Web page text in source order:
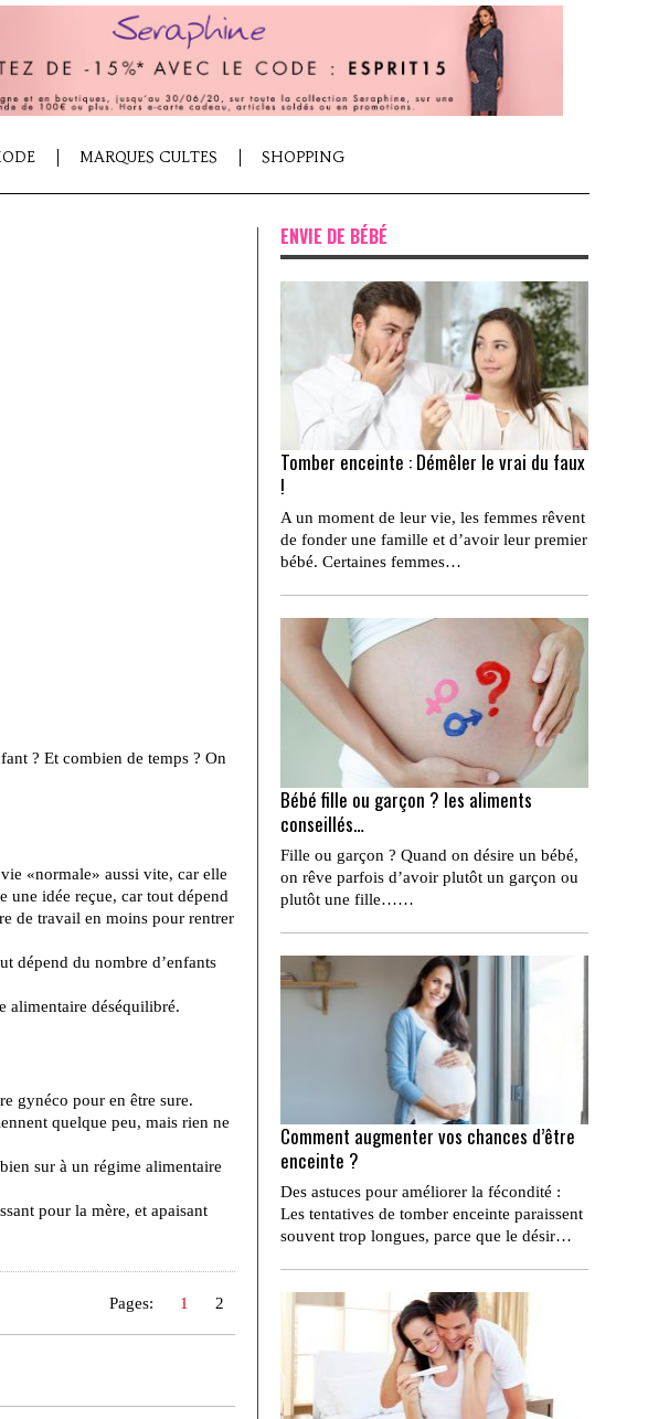
MARQUES CULTES SHOPPING
? Et combien de temps ? On
«normale» aussi vite, car elle
une idée reçue, car tout dépend
de travail en moins pour rentrer
dépend du nombre d’enfants
alimentaire déséquilibré.
gynéco pour en être sure.
quelque peu, mais rien ne
sur à un régime alimentaire
pour la mère, et apaisant
Pages: 1 2
ENVIE DE BÉBÉ
Tomber enceinte : Démêler le vrai du faux
!
A un moment de leur vie, les femmes rêvent
de fonder une famille et d’avoir leur premier
bébé. Certaines femmes…
Bébé fille ou garçon ? les aliments
conseillés…
Fille ou garçon ? Quand on désire un bébé,
on rêve parfois d’avoir plutôt un garçon ou
plutôt une fille……
Comment augmenter vos chances d’être
enceinte ?
Des astuces pour améliorer la fécondité :
Les tentatives de tomber enceinte paraissent
souvent trop longues, parce que le désir…